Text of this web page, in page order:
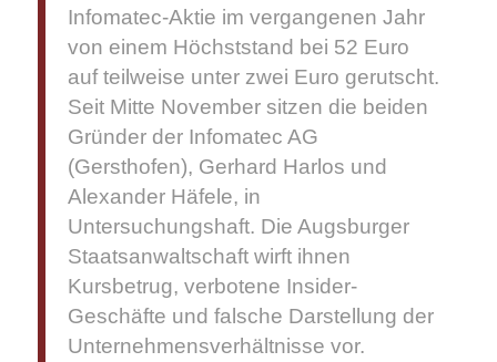
Infomatec-Aktie im vergangenen Jahr
von einem Höchststand bei 52 Euro
auf teilweise unter zwei Euro gerutscht.
Seit Mitte November sitzen die beiden
Gründer der Infomatec AG
(Gersthofen), Gerhard Harlos und
Alexander Häfele, in
Untersuchungshaft. Die Augsburger
Staatsanwaltschaft wirft ihnen
Kursbetrug, verbotene Insider-
Geschäfte und falsche Darstellung der
Unternehmensverhältnisse vor.